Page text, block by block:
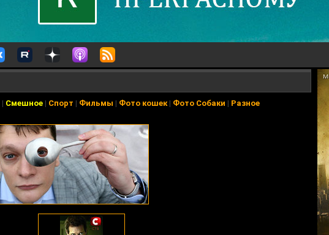
| Смешное| Спорт | Фильмы | Фото кошек| Фото Собаки | Разное